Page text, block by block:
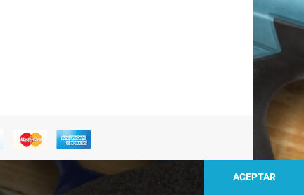
ACEPTAR